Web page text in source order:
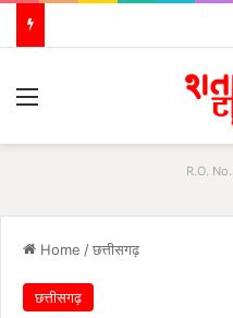
R.O.
Home /छत्तीसगढ़
छत्तीसगढ़